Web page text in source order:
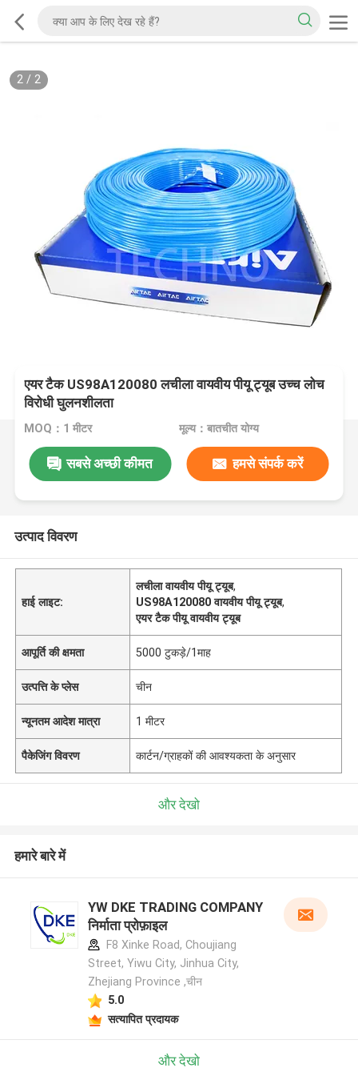
2/ 2
एयर टैक US98A120080 लचीला वायवीय पीयू ट्यूब उच्च लोच
विरोधी घुलनशीलता
MOQ：1 मीटर मूल्य：बातचीत योग्य
सबसे अच्छी कीमत हमसे संपर्क करें
उत्पाद विवरण
हाई लाइट:
लचीला वायवीय पीयू ट्यूब,
US98A120080 वायवीय पीयू ट्यूब,
एयर टैक पीयू वायवीय ट्यूब
आपूर्ति की क्षमता 5000 टुकड़े/1माह
उत्पत्ति के प्लेस चीन
न्यूनतम आदेश मात्रा 1 मीटर
पैकेजिंग विवरण कार्टन/ग्राहकों की आवश्यकता के अनुसार
और देखो
हमारे बारे में
YW DKE TRADING COMPANY
निर्माता प्रोफ़ाइल
F8 Xinke Road, Choujiang
Street, Yiwu City, Jinhua City,
Zhejiang Province ,चीन
5.0
सत्यापित प्रदायक
और देखो